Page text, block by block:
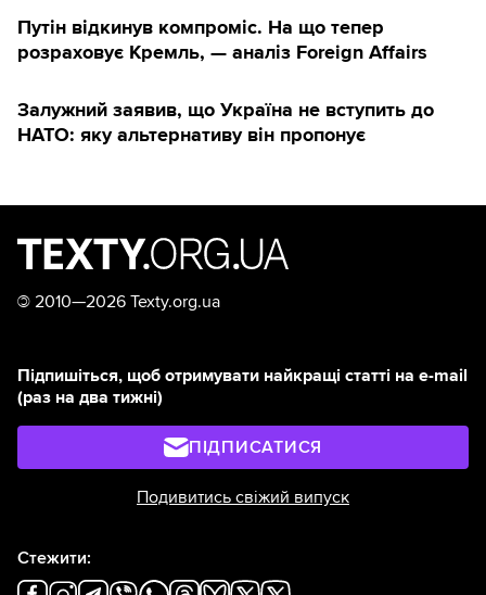
Путін відкинув компроміс. На що тепер
розраховує Кремль, — аналіз Foreign Affairs
Залужний заявив, що Україна не вступить до
НАТО: яку альтернативу він пропонує
© 2010—2026 Texty.org.ua
Підпишіться, щоб отримувати найкращі статті на e-mail
(раз на два тижні)
ПІДПИСАТИСЯ
Подивитись свіжий випуск
Стежити: